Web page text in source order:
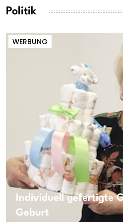
Politik
WERBUNG
Individuell gefertigte
Geburt